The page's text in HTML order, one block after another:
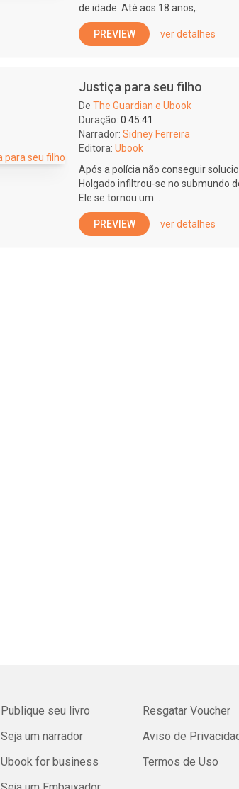
de idade. Até aos 18 anos,...
PREVIEW ver detalhes
Justiça para seu filho
De The Guardian e Ubook
Duração: 0:45:41
Narrador: Sidney Ferreira
Editora: Ubook
Após a polícia não conseguir
Holgado infiltrou-se no submundo
Ele se tornou um...
PREVIEW ver detalhes
Publique seu livro
Seja um narrador
Ubook for business
Resgatar Voucher
Aviso de
Termos de Uso